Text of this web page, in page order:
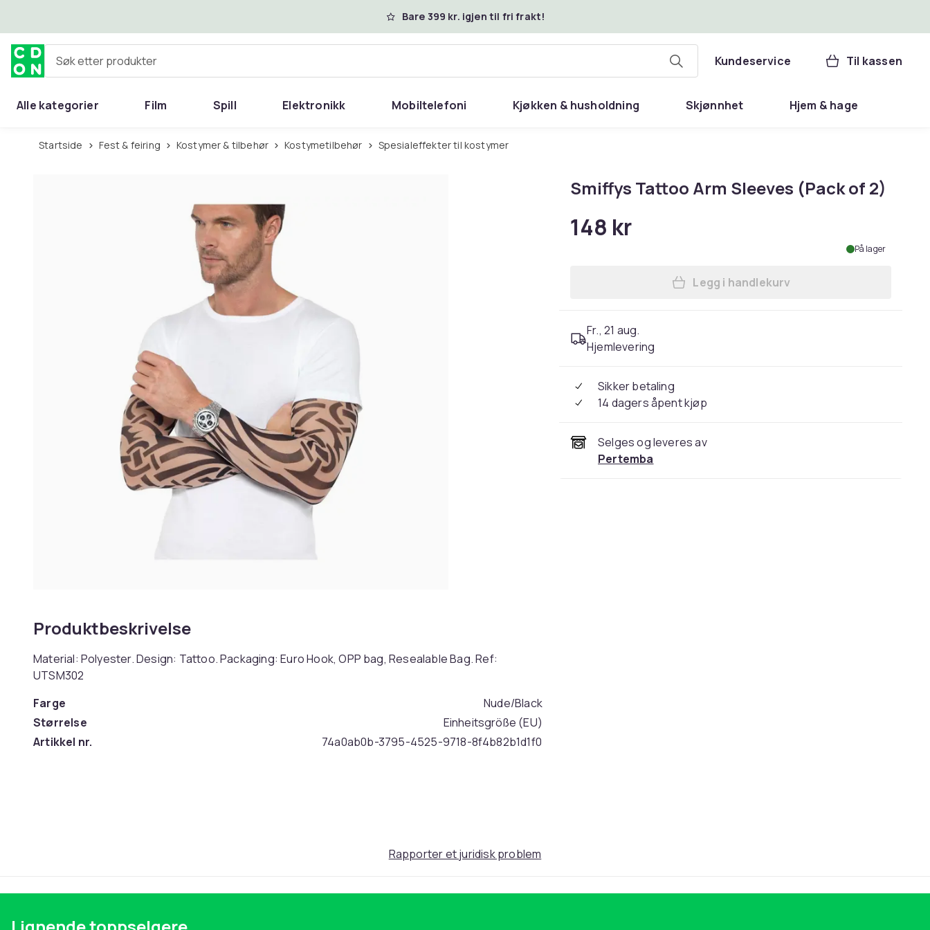
Bare 399 kr. igjen til fri frakt!
Søk etter produkter Kundeservice Til kassen
Alle kategorier Film Spill Elektronikk Mobiltelefoni Kjøkken & husholdning Skjønnhet Hjem & hage
Startside Fest & feiring Kostymer & tilbehør Kostymetilbehør Spesialeffekter til kostymer
Produktbeskrivelse
Material: Polyester. Design: Tattoo. Packaging: Euro Hook, OPP bag, Resealable Bag. Ref:
UTSM302
Farge
Nude/Black
Størrelse
Einheitsgröße (EU)
Artikkel nr.
74a0ab0b-3795-4525-9718-8f4b82b1d1f0
Smiffys Tattoo Arm Sleeves (Pack of 2)
148 kr
På lager
Legg Smiffys Tattoo Arm Sleeves
Legg i handlekurv
Fr., 21 aug.
Hjemlevering
Sikker betaling
14 dagers åpent kjøp
Selges og leveres av
Pertemba
Rapporter et juridisk problem